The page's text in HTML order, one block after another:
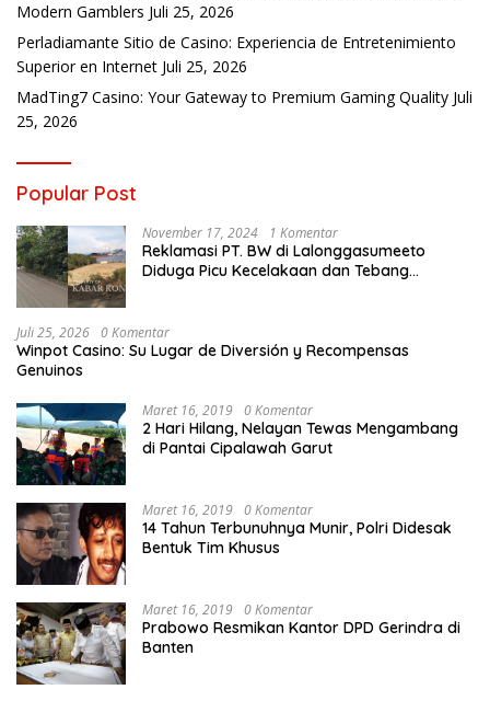
Modern Gamblers Juli 25, 2026
Perladiamante Sitio de Casino: Experiencia de Entretenimiento
Superior en Internet Juli 25, 2026
MadTing7 Casino: Your Gateway to Premium Gaming Quality Juli
25, 2026
Popular Post
November 17, 2024 1 Komentar
Reklamasi PT. BW di Lalonggasumeeto
Diduga Picu Kecelakaan dan Tebang
Juli 25, 2026 0 Komentar
Winpot Casino: Su Lugar de Diversión y Recompensas
Genuinos
Maret 16, 2019 0 Komentar
2 Hari Hilang, Nelayan Tewas Mengambang
di Pantai Cipalawah Garut
Maret 16, 2019 0 Komentar
14 Tahun Terbunuhnya Munir, Polri Didesak
Bentuk Tim Khusus
Maret 16, 2019 0 Komentar
Prabowo Resmikan Kantor DPD Gerindra di
Banten